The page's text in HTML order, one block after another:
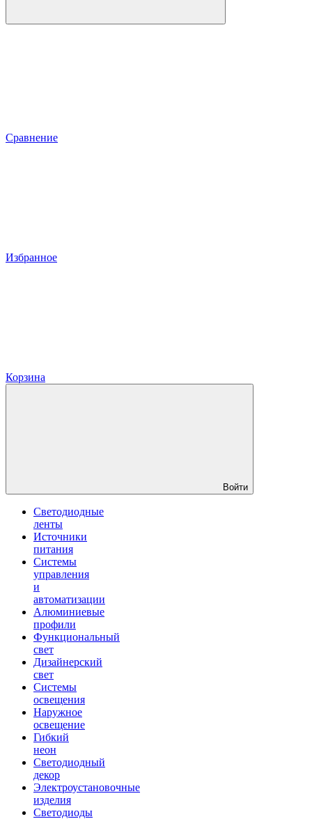
Сравнение
Избранное
Корзина
Войти
Светодиодные
ленты
Источники
питания
Системы
управления
и
автоматизации
Алюминиевые
профили
Функциональный
свет
Дизайнерский
свет
Системы
освещения
Наружное
освещение
Гибкий
неон
Светодиодный
декор
Электроустановочные
изделия
Светодиоды